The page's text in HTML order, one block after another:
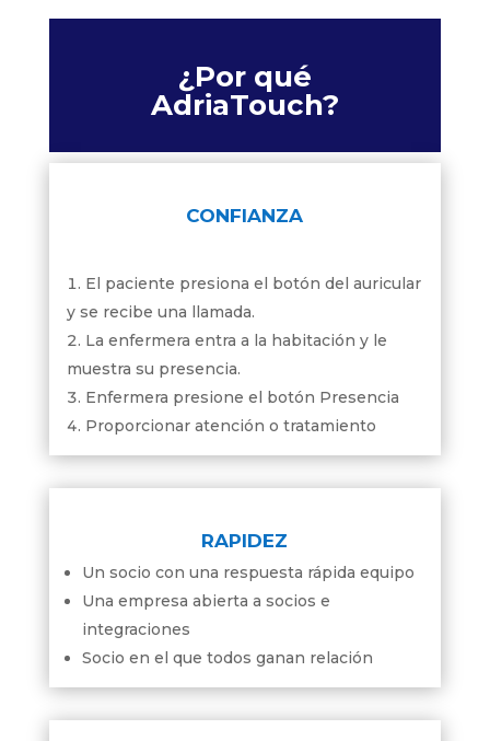
¿Por qué
AdriaTouch?
CONFIANZA
El paciente presiona el botón del auricular
y se recibe una llamada.
La enfermera entra a la habitación y le
muestra su presencia.
Enfermera presione el botón Presencia
Proporcionar atención o tratamiento
RAPIDEZ
Un socio con una respuesta rápida equipo
Una empresa abierta a socios e
integraciones
Socio en el que todos ganan relación